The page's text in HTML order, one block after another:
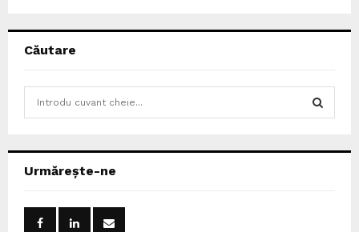
Căutare
h
o
Urmărește-ne